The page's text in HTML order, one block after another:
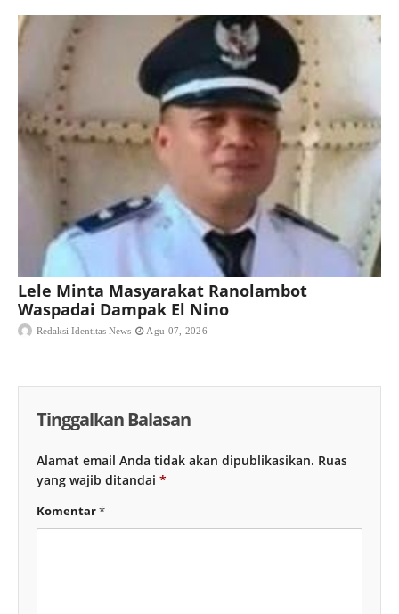
Lele Minta Masyarakat Ranolambot
Waspadai Dampak El Nino
Redaksi Identitas News Agu 07, 2026
Tinggalkan Balasan
Alamat email Anda tidak akan dipublikasikan. Ruas
yang wajib ditandai *
Komentar*